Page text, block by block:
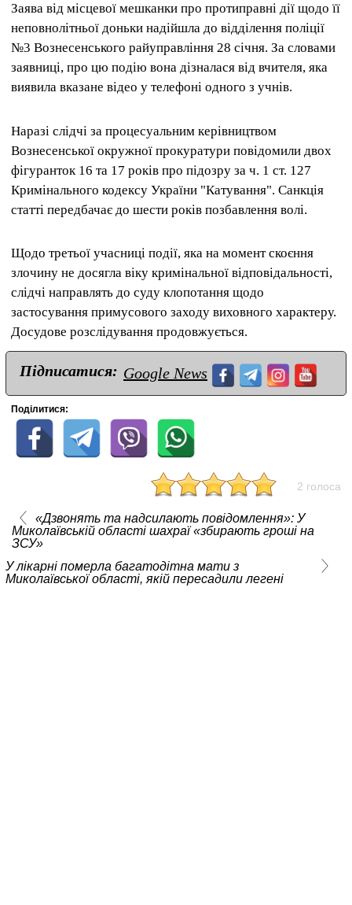
Заява від місцевої мешканки про протиправні дії щодо її
неповнолітньої доньки надійшла до відділення поліції
№3 Вознесенського райуправління 28 січня. За словами
заявниці, про цю подію вона дізналася від вчителя, яка
виявила вказане відео у телефоні одного з учнів.
Наразі слідчі за процесуальним керівництвом
Вознесенської окружної прокуратури повідомили двох
фігуранток 16 та 17 років про підозру за ч. 1 ст. 127
Кримінального кодексу України "Катування". Санкція
статті передбачає до шести років позбавлення волі.
Щодо третьої учасниці події, яка на момент скоєння
злочину не досягла віку кримінальної відповідальності,
слідчі направлять до суду клопотання щодо
застосування примусового заходу виховного характеру.
Досудове розслідування продовжується.
Підписатися: Google News
Поділитися:
2 голоса
«Дзвонять та надсилають повідомлення»: У
Миколаївській області шахраї «збирають гроші на
ЗСУ»
У лікарні померла багатодітна мати з
Миколаївської області, якій пересадили легені